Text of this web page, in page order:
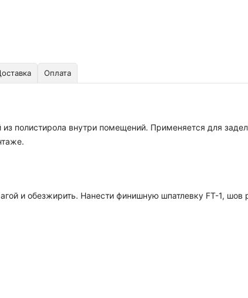
Оплата
полистирола внутри помещений. Применяется для
и обезжирить. Нанести финишную шпатлевку FT-1, шов